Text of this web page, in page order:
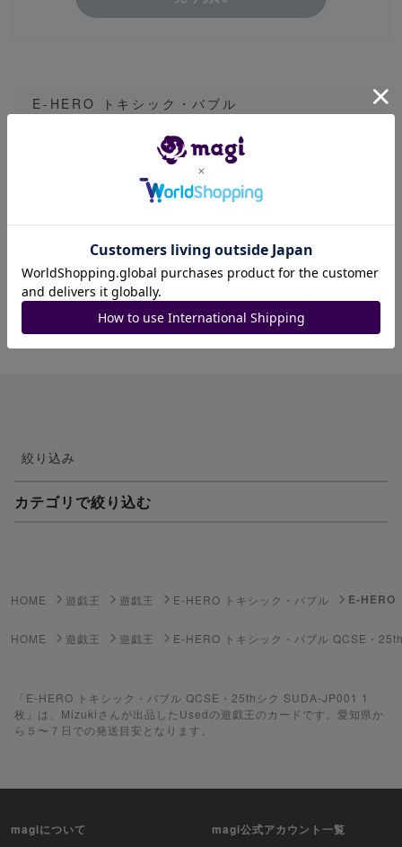
E-HERO トキシック・バブル
目立った傷や汚れは無いと判断していますが、素
人保管のため、プレイ用として販売しています。
発送目安は長めに設定してあり、基本的には早め
の発送を心がけております。
質問等お受けします。
絞り込み
カテゴリで絞り込む
遊戯王ラッシュデュエル
ポケカ（未開封BOX）
HOME 遊戯王 遊戯王 E-HERO トキシック・バブル E-HERO
HOME 遊戯王 遊戯王 E-HERO トキシック・バブル QCSE・
「E-HERO トキシック・バブル QCSE・25thシク SUDA-JP001 1
枚」は、Mizukiさんが出品したUsedの遊戯王のカードです。愛知県か
ら５〜７日での発送目安となります。
magiについて magi公式アカウント一覧